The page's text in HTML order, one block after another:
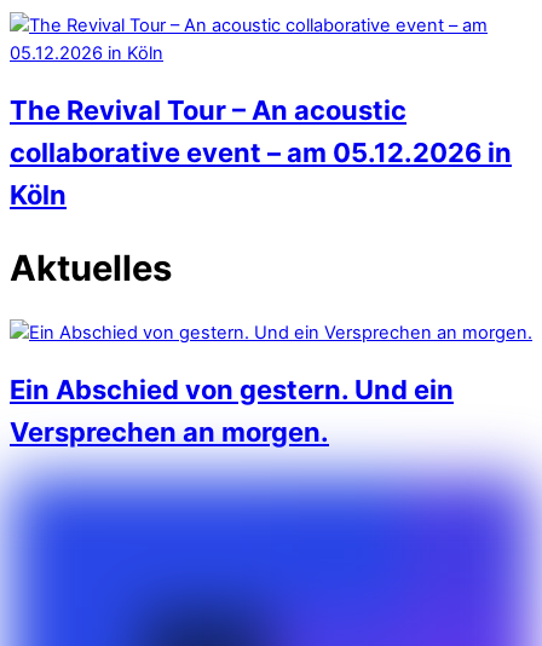
The Revival Tour – An acoustic
collaborative event – am 05.12.2026 in
Köln
Aktuelles
Ein Abschied von gestern. Und ein
Versprechen an morgen.